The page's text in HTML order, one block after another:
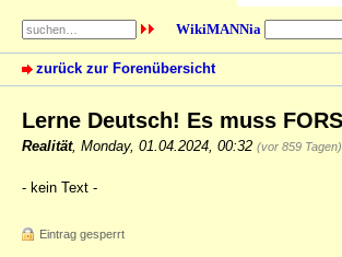
WikiMANNia
zurück zur Forenübersicht
Lerne Deutsch! Es muss
Realität, Monday, 01.04.2024, 00:32 (vor 859 Tagen)
- kein Text -
Eintrag gesperrt